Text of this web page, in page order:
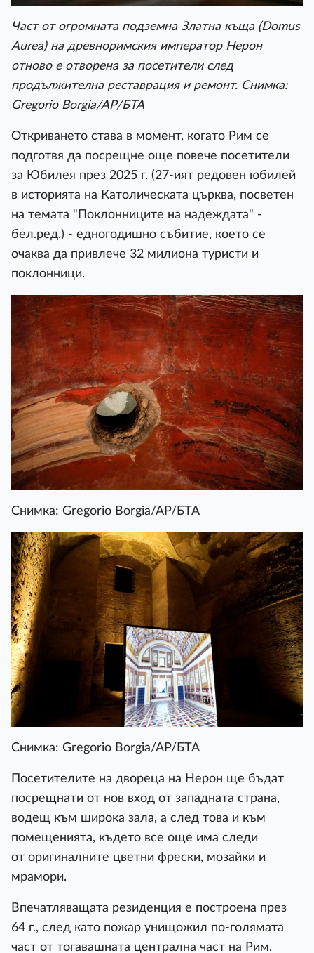
Част от огромната подземна Златна къща (Domus
Aurea) на древноримския император Нерон
отново е отворена за посетители след
продължителна реставрация и ремонт. Снимка:
Gregorio Borgia/AP/БТА
Откриването става в момент, когато Рим се
подготвя да посрещне още повече посетители
за Юбилея през 2025 г. (27-ият редовен юбилей
в историята на Католическата църква, посветен
на темата "Поклонниците на надеждата" -
бел.ред.) - едногодишно събитие, което се
очаква да привлече 32 милиона туристи и
поклонници.
Снимка: Gregorio Borgia/AP/БТА
Снимка: Gregorio Borgia/AP/БТА
Посетителите на двореца на Нерон ще бъдат
посрещнати от нов вход от западната страна,
водещ към широка зала, а след това и към
помещенията, където все още има следи
от оригиналните цветни фрески, мозайки и
мрамори.
Впечатляващата резиденция е построена през
64 г., след като пожар унищожил по-голямата
част от тогавашната централна част на Рим.